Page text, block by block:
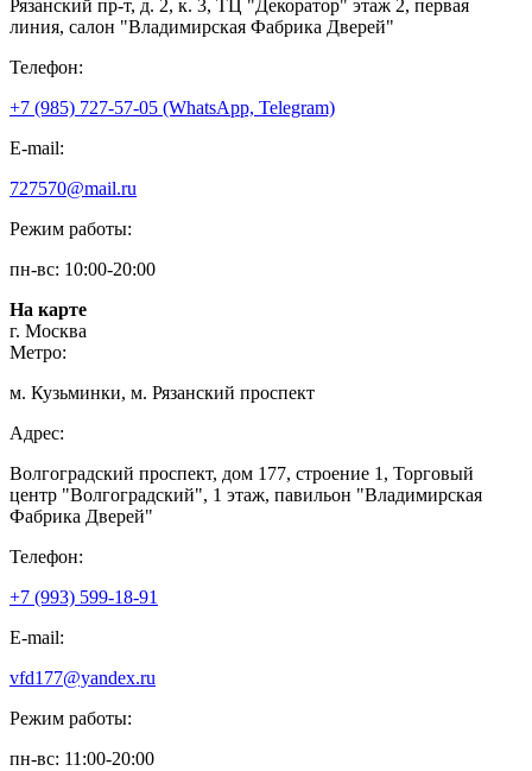
Рязанский пр-т, д. 2, к. 3, ТЦ "Декоратор" этаж 2, первая
линия, салон "Владимирская Фабрика Дверей"
Телефон:
+7 (985) 727-57-05 (WhatsApp, Telegram)
E-mail:
727570@mail.ru
Режим работы:
пн-вс: 10:00-20:00
На карте
г. Москва
Метро:
м. Кузьминки, м. Рязанский проспект
Адрес:
Волгоградский проспект, дом 177, строение 1, Торговый
центр "Волгоградский", 1 этаж, павильон "Владимирская
Фабрика Дверей"
Телефон:
+7 (993) 599-18-91
E-mail:
vfd177@yandex.ru
Режим работы:
пн-вс: 11:00-20:00